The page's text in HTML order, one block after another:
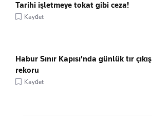
Tarihi işletmeye tokat gibi ceza!
Kaydet
Habur Sınır Kapısı'nda günlük tır çıkış
rekoru
Kaydet